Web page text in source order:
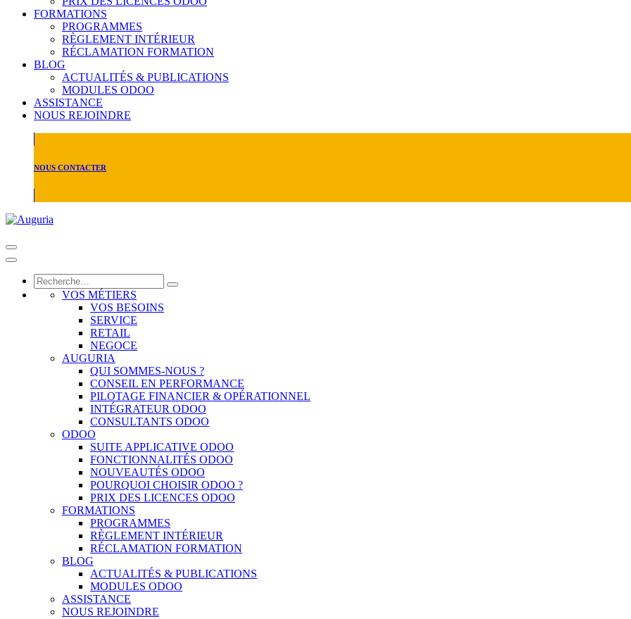
FORMATIONS
PROGRAMMES
RÈGLEMENT INTÉRIEUR
RÉCLAMATION FORMATION
BLOG
ACTUALITÉS & PUBLICATIONS
MODULES ODOO
ASSISTANCE
NOUS REJOINDRE
NOUS CONTACTER
VOS MÉTIERS
VOS BESOINS
SERVICE
RETAIL
NEGOCE
AUGURIA
QUI SOMMES-NOUS ?
CONSEIL EN PERFORMANCE
PILOTAGE FINANCIER & OPÉRATIONNEL
INTÉGRATEUR ODOO
CONSULTANTS ODOO
ODOO
SUITE APPLICATIVE ODOO
FONCTIONNALITÉS ODOO
NOUVEAUTÉS ODOO
POURQUOI CHOISIR ODOO ?
PRIX DES LICENCES ODOO
FORMATIONS
PROGRAMMES
RÈGLEMENT INTÉRIEUR
RÉCLAMATION FORMATION
BLOG
ACTUALITÉS & PUBLICATIONS
MODULES ODOO
ASSISTANCE
NOUS REJOINDRE